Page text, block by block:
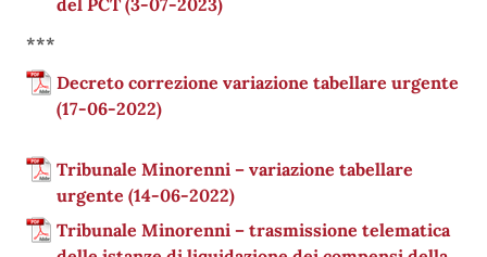
del PCT (3-07-2023)
***
Decreto correzione variazione tabellare urgente
(17-06-2022)
Tribunale Minorenni – variazione tabellare
urgente (14-06-2022)
Tribunale Minorenni – trasmissione telematica